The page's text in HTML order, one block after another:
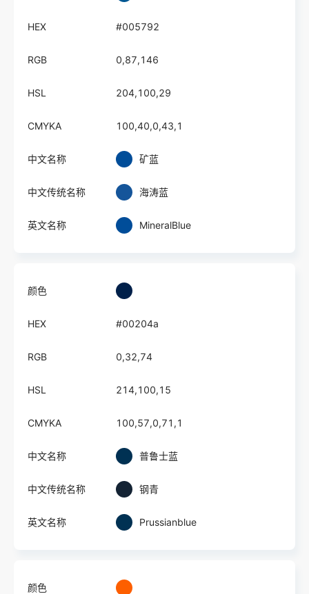
HEX #005792
RGB 0,87,146
HSL 204,100,29
CMYKA 100,40,0,43,1
中文名称 矿蓝
中文传统名称 海涛蓝
英文名称 MineralBlue
颜色
HEX #00204a
RGB 0,32,74
HSL 214,100,15
CMYKA 100,57,0,71,1
中文名称 普鲁士蓝
中文传统名称 钢青
英文名称 Prussianblue
颜色